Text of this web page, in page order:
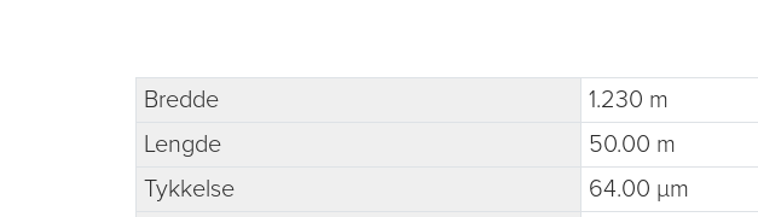
Bredde
1.230 m
Lengde
50.00 m
Tykkelse
64.00 µm